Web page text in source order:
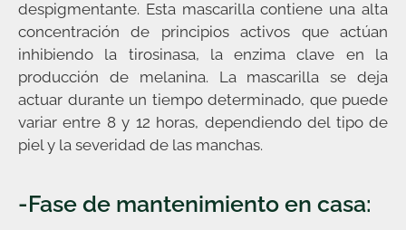
despigmentante. Esta mascarilla contiene una alta
concentración de principios activos que actúan
inhibiendo la tirosinasa, la enzima clave en la
producción de melanina. La mascarilla se deja
actuar durante un tiempo determinado, que puede
variar entre 8 y 12 horas, dependiendo del tipo de
piel y la severidad de las manchas.
-Fase de mantenimiento en casa: